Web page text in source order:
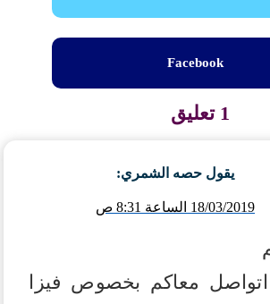
Facebook
1 تعليق
يقول حصه الشمري:
18/03/2019 الساعة 8:31 ص
معاكم بخصوص فيزا